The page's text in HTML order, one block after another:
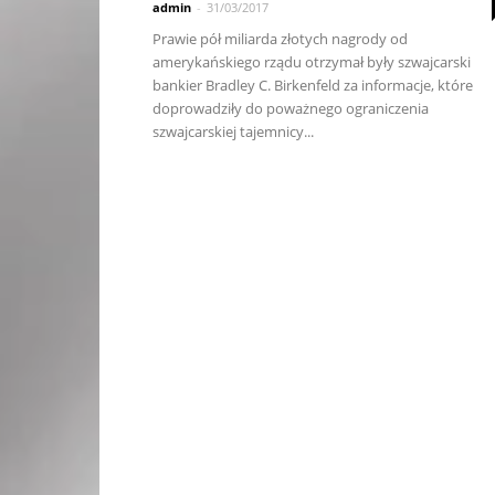
admin - 31/03/2017
Prawie pół miliarda złotych nagrody od
amerykańskiego rządu otrzymał były szwajcarski
bankier Bradley C. Birkenfeld za informacje, które
doprowadziły do poważnego ograniczenia
szwajcarskiej tajemnicy...